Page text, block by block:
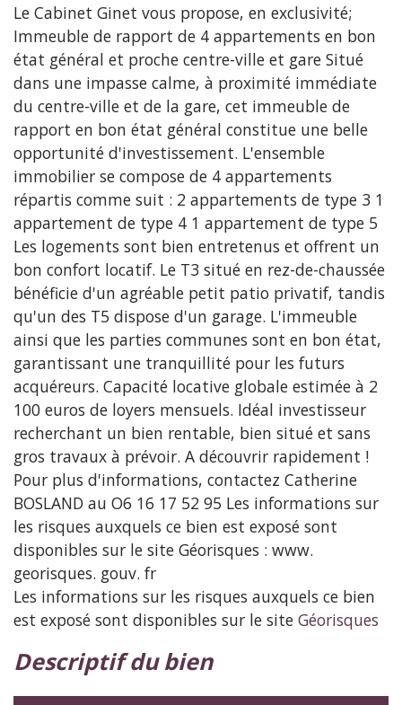
Le Cabinet Ginet vous propose, en exclusivité;
Immeuble de rapport de 4 appartements en bon
état général et proche centre-ville et gare Situé
dans une impasse calme, à proximité immédiate
du centre-ville et de la gare, cet immeuble de
rapport en bon état général constitue une belle
opportunité d'investissement. L'ensemble
immobilier se compose de 4 appartements
répartis comme suit : 2 appartements de type 3 1
appartement de type 4 1 appartement de type 5
Les logements sont bien entretenus et offrent un
bon confort locatif. Le T3 situé en rez-de-chaussée
bénéficie d'un agréable petit patio privatif, tandis
qu'un des T5 dispose d'un garage. L'immeuble
ainsi que les parties communes sont en bon état,
garantissant une tranquillité pour les futurs
acquéreurs. Capacité locative globale estimée à 2
100 euros de loyers mensuels. Idéal investisseur
recherchant un bien rentable, bien situé et sans
gros travaux à prévoir. A découvrir rapidement !
Pour plus d'informations, contactez Catherine
BOSLAND au O6 16 17 52 95 Les informations sur
les risques auxquels ce bien est exposé sont
disponibles sur le site Géorisques : www.
georisques. gouv. fr
Les informations sur les risques auxquels ce bien
est exposé sont disponibles sur le site Géorisques
descriptif du bien